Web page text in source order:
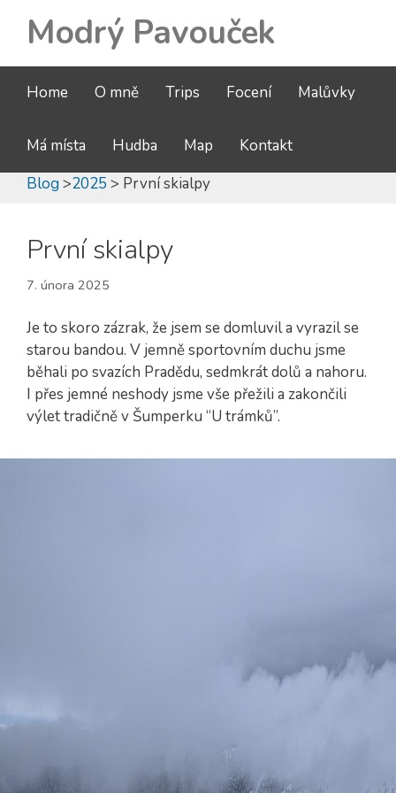
Modrý Pavouček
Home O mně Trips Focení Malůvky
Má místa Hudba Map
Kontakt
Blog >2025 > První skialpy
První skialpy
7. února 2025
Je to skoro zázrak, že jsem se domluvil a vyrazil se
starou bandou. V jemně sportovním duchu jsme
běhali po svazích Pradědu, sedmkrát dolů a nahoru.
I přes jemné neshody jsme vše přežili a zakončili
výlet tradičně v Šumperku “U trámků”.